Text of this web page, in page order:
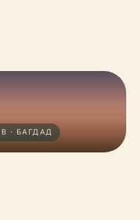
· БАГДАД